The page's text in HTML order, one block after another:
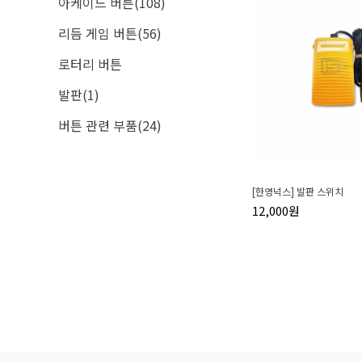
리듬 게임 버튼(56)
로터리 버튼
발판(1)
버튼 관련 부품(24)
[한영넉스] 발판 스위치
12,000원